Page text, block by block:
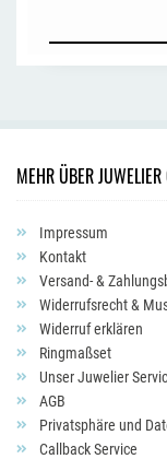
MEHR ÜBER
Impressum
Kontakt
Versand- &
Widerrufsrecht &
Widerruf erklären
Ringmaßset
Unser Juwelier
AGB
Privatsphäre und
Callback Service